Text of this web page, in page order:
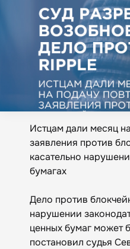
Истцам дали месяц
заявления против
касательно
бумагах
Дело против
нарушении
ценных бумаг может
постановил судья